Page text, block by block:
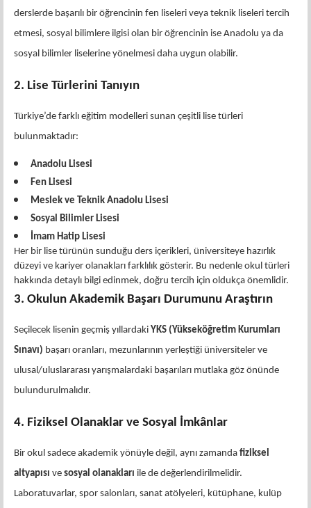
derslerde başarılı bir öğrencinin fen liseleri veya teknik liseleri tercih
etmesi, sosyal bilimlere ilgisi olan bir öğrencinin ise Anadolu ya da
sosyal bilimler liselerine yönelmesi daha uygun olabilir.
2. Lise Türlerini Tanıyın
Türkiye’de farklı eğitim modelleri sunan çeşitli lise türleri
bulunmaktadır:
Anadolu Lisesi
Fen Lisesi
Meslek ve Teknik Anadolu Lisesi
Sosyal Bilimler Lisesi
İmam Hatip Lisesi
Her bir lise türünün sunduğu ders içerikleri, üniversiteye hazırlık
düzeyi ve kariyer olanakları farklılık gösterir. Bu nedenle okul türleri
hakkında detaylı bilgi edinmek, doğru tercih için oldukça önemlidir.
3. Okulun Akademik Başarı Durumunu Araştırın
Seçilecek lisenin geçmiş yıllardaki YKS (Yükseköğretim Kurumları
Sınavı) başarı oranları, mezunlarının yerleştiği üniversiteler ve
ulusal/uluslararası yarışmalardaki başarıları mutlaka göz önünde
bulundurulmalıdır.
4. Fiziksel Olanaklar ve Sosyal İmkânlar
Bir okul sadece akademik yönüyle değil, aynı zamanda fiziksel
altyapısı ve sosyal olanakları ile de değerlendirilmelidir.
Laboratuvarlar, spor salonları, sanat atölyeleri, kütüphane, kulüp